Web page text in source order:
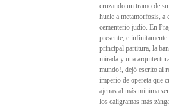
cruzando un tramo de
huele a metamorfosis, a
cementerio judío. En
presente, e
principal partitura, la
mirada y una
mundo!, dejó escrito al
imperio de opereta que
ajenas al más mínima
los caligramas más